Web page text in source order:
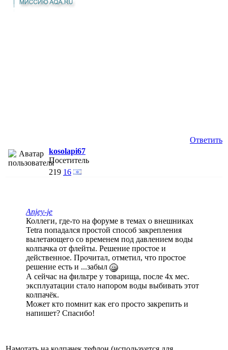
Ответить
kosolapi67
Посетитель
219 16
Anjey-je
Коллеги, где-то на форуме в темах о внешниках
Tetra попадался простой способ закрепления
вылетающего со временем под давлением воды
колпачка от флейты. Решение простое и
действенное. Прочитал, отметил, что простое
решение есть и ...забыл
А сейчас на фильтре у товарища, после 4х мес.
эксплуатации стало напором воды выбивать этот
колпачёк.
Может кто помнит как его просто закрепить и
напишет? Спасибо!